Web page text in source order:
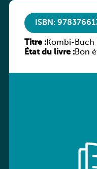
ISBN:
Titre :Kombi-Buch
Sprachbuch
État du livre :Bon